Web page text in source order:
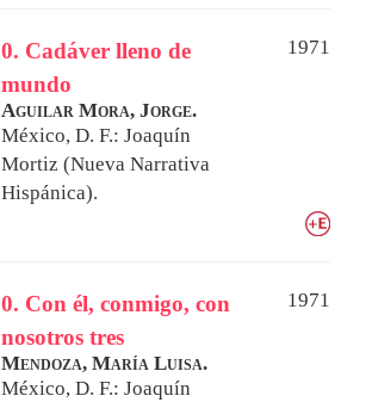
0. Cadáver lleno de
mundo
1971
Aguilar Mora, Jorge.
México, D. F.: Joaquín
Mortiz (Nueva Narrativa
Hispánica).
0. Con él, conmigo, con
nosotros tres
1971
Mendoza, María Luisa.
México, D. F.: Joaquín